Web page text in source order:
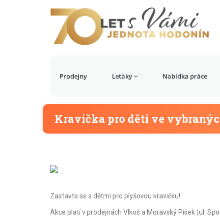
Prodejny Letáky Nabídka práce
Kravička pro děti ve
Zastavte se s dětmi pro plyšovou kravičku!
Akce platí v prodejnách Vlkoš a Moravský Písek (ul.